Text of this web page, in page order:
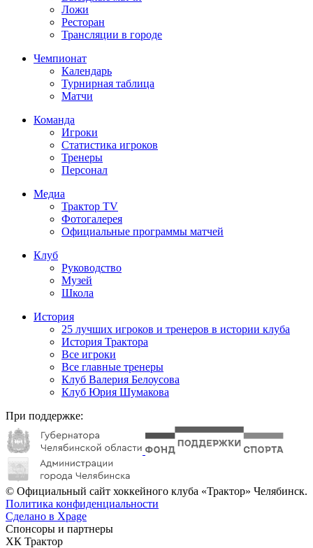
Ложи
Ресторан
Трансляции в городе
Чемпионат
Календарь
Турнирная таблица
Матчи
Команда
Игроки
Статистика игроков
Тренеры
Персонал
Медиа
Трактор TV
Фотогалерея
Официальные программы матчей
Клуб
Руководство
Музей
Школа
История
25 лучших игроков и тренеров в истории клуба
История Трактора
Все игроки
Все главные тренеры
Клуб Валерия Белоусова
Клуб Юрия Шумакова
При поддержке:
© Официальный сайт хоккейного клуба «Трактор» Челябинск.
Политика конфиденциальности
Сделано в Xpage
Спонсоры и партнеры
ХК Трактор